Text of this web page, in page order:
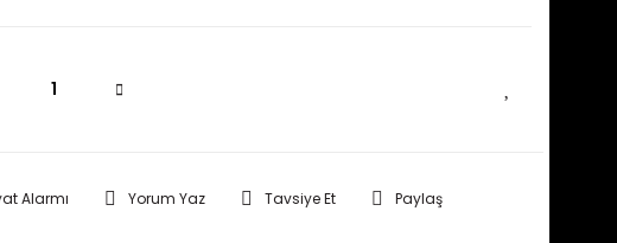
Alarmı Yorum Yaz Tavsiye Et Paylaş